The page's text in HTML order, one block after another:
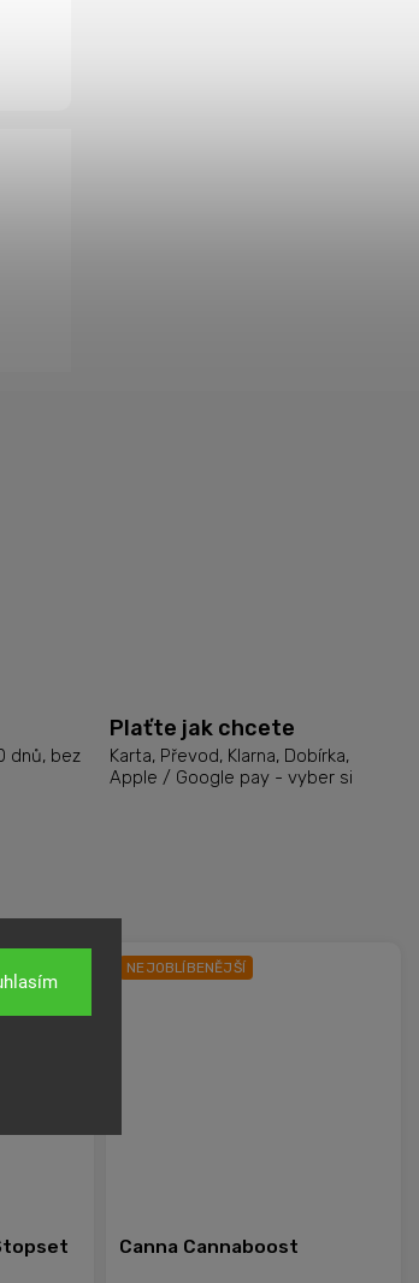
dnů, bez
Plaťte jak chcete
Karta, Převod, Klarna, Dobírka,
Apple / Google pay - vyber si
NEJOBLÍBENĚJŠÍ
Canna Cannaboost